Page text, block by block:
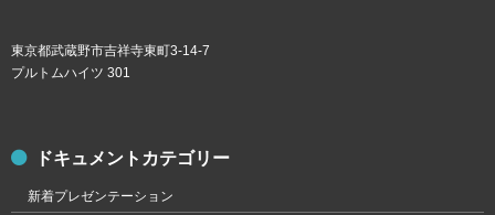
東京都武蔵野市吉祥寺東町3-14-7
プルトムハイツ 301
ドキュメントカテゴリー
新着プレゼンテーション